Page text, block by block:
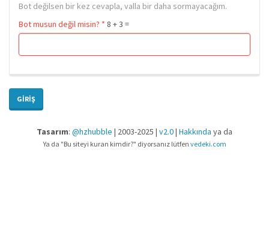
Bot değilsen bir kez cevapla, valla bir daha sormayacağım.
Bot musun değil misin? * 8 + 3 =
GIRIŞ
Tasarım: @hzhubble | 2003-2025 | v2.0| Hakkında ya da
Ya da "Bu siteyi kuran kimdir?" diyorsanız lütfen vedeki.com